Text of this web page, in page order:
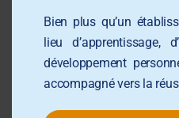
dans son
personnel et citoyen.
Nous offrons un
stimulant et
Bien plus qu’un
lieu d’apprentissage,
développement
accompagné vers la